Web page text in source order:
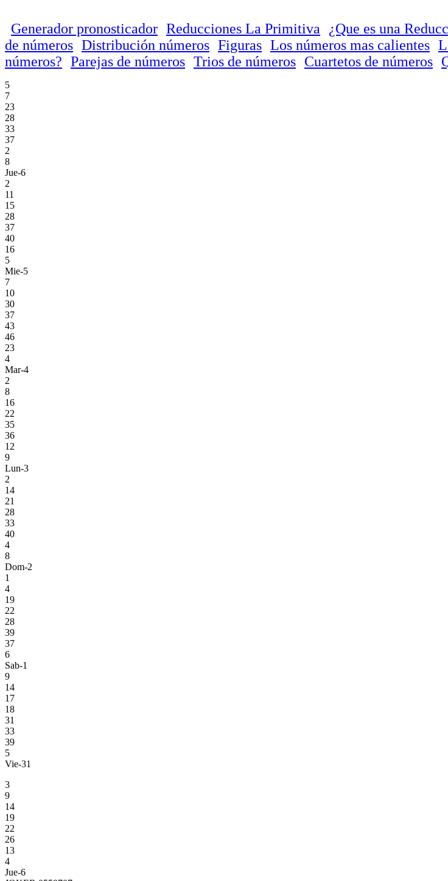
Generador pronosticador Reducciones La Primitiva ¿Que es una
de números Distribución números Figuras Los números mas calientes
números? Parejas de números Trios de números Cuartetos de números
5
7
23
28
33
37
2
8
Jue-6
2
11
15
28
37
40
16
5
Mie-5
7
10
30
37
43
46
23
4
Mar-4
2
8
16
22
35
36
12
9
Lun-3
2
14
21
28
33
40
4
8
Dom-2
1
4
19
22
28
39
37
6
Sab-1
9
14
17
18
31
33
39
5
Vie-31
3
9
14
19
22
26
13
4
Jue-6